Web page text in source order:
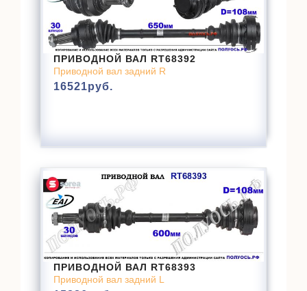
ПРИВОДНОЙ ВАЛ RT68392
Приводной вал задний R
16521руб.
ПРИВОДНОЙ ВАЛ RT68393
Приводной вал задний L